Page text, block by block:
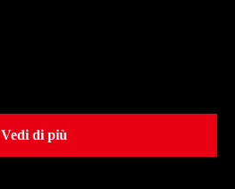
Vedi di più